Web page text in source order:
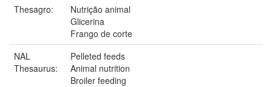
Thesagro:
Nutrição animal
Glicerina
Frango de corte
NAL
Thesaurus:
Pelleted feeds
Animal nutrition
Broiler feeding